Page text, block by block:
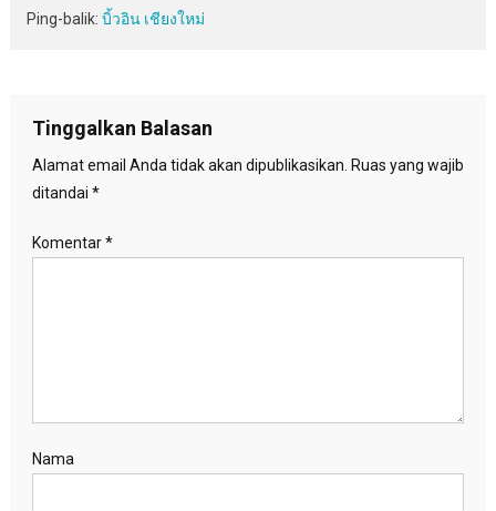
Ping-balik: บิ้วอิน เชียงใหม่
Tinggalkan Balasan
Alamat email Anda tidak akan dipublikasikan. Ruas yang wajib
ditandai *
Komentar*
Nama